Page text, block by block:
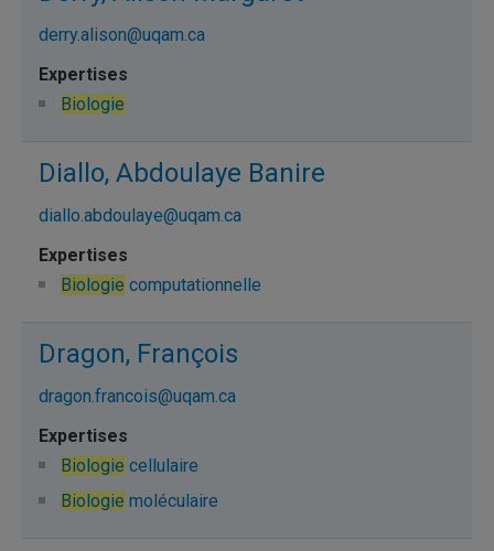
derry.alison@uqam.ca
Biologie
Diallo, Abdoulaye Banire
diallo.abdoulaye@uqam.ca
Biologie computationnelle
Dragon, François
dragon.francois@uqam.ca
Biologie cellulaire
Biologie moléculaire